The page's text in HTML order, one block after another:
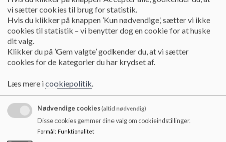
Kerneopgaven
Dagtilbudsloven og Folkeskolens formålsparagraf er vores
grundlag.
Vi bidrager alle til at vores børn har en hverdag, hvor de trives
og lærer i trygge og meningsfulde fællesskaber. Fællesskaber,
Vi voksne sætter rammer, der motiverer til læring og så barnet
bevarer lysten til at lære mere og mere.
vi sætter cookies til brug for statistik.
Hvis du klikker på knappen ’Kun nødvendige,’ sætter vi ikke
cookies til statistik – vi benytter dog en cookie for at huske
dit valg.
Klikker du på ’Gem valgte’ godkender du, at vi sætter
cookies for de kategorier du har krydset af.
Læs mere icookiepolitik.
Nødvendige cookies(altid nødvendig)
Disse cookies gemmer dine valg om cookieindstillinger.
Formål: Funktionalitet